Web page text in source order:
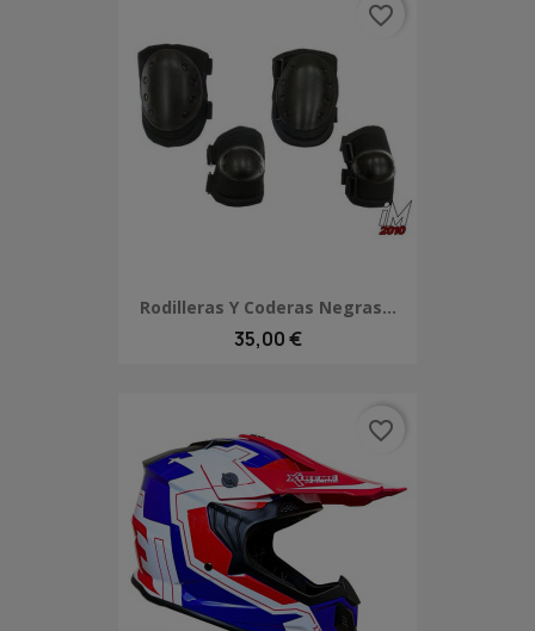
Rodilleras Y Coderas Negras...
35,00 €
favorite_border
favorite_border